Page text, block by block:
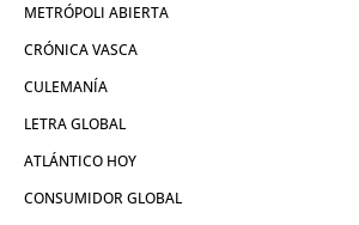
METRÓPOLI ABIERTA
CRÓNICA VASCA
CULEMANÍA
LETRA GLOBAL
ATLÁNTICO HOY
CONSUMIDOR GLOBAL